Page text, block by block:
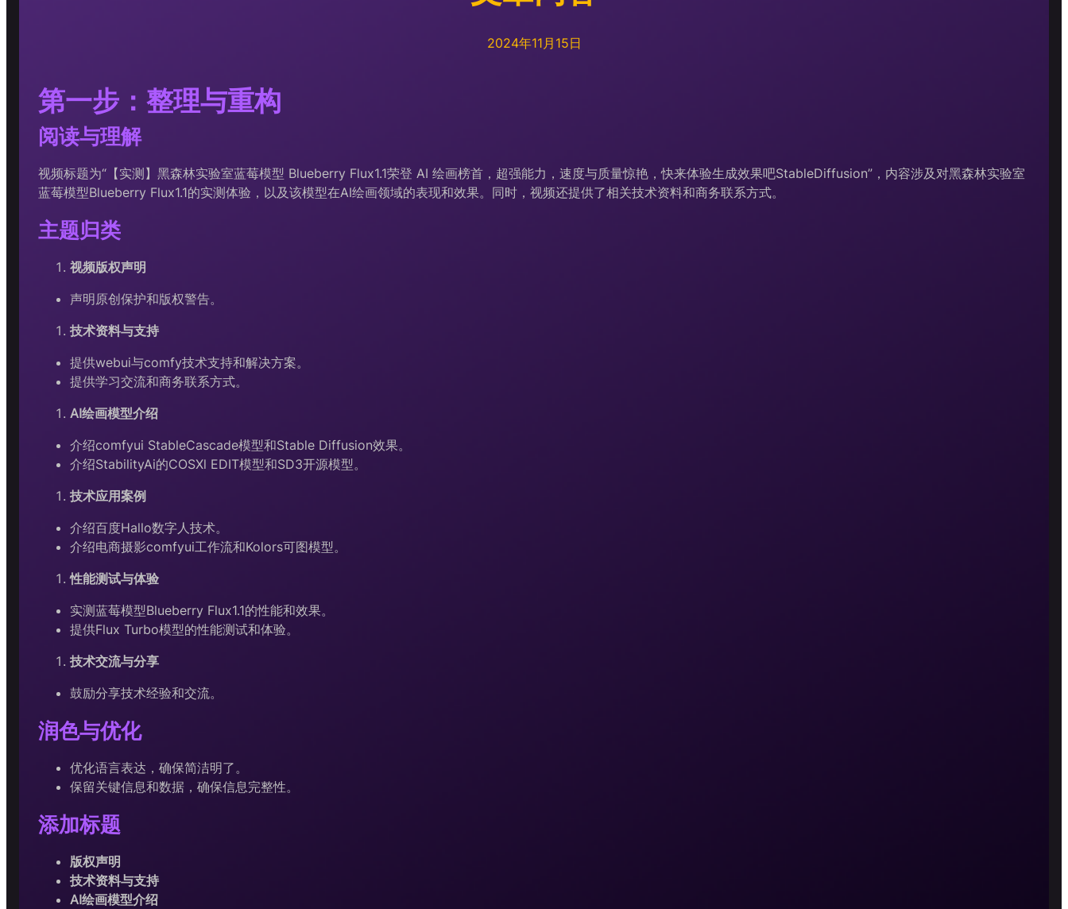
2024年11月15日
第一步：整理与重构
阅读与理解
视频标题为“【实测】黑森林实验室蓝莓模型 Blueberry Flux1.1荣登 AI 绘画榜首，超强能力，速度与质量惊艳，快来体验生成效果吧StableDiffusion”，内容涉及对黑森林实验室
蓝莓模型Blueberry Flux1.1的实测体验，以及该模型在AI绘画领域的表现和效果。同时，视频还提供了相关技术资料和商务联系方式。
主题归类
视频版权声明
声明原创保护和版权警告。
技术资料与支持
提供webui与comfy技术支持和解决方案。
提供学习交流和商务联系方式。
AI绘画模型介绍
介绍comfyui StableCascade模型和Stable Diffusion效果。
介绍StabilityAi的COSXl EDIT模型和SD3开源模型。
技术应用案例
介绍百度Hallo数字人技术。
介绍电商摄影comfyui工作流和Kolors可图模型。
性能测试与体验
实测蓝莓模型Blueberry Flux1.1的性能和效果。
提供Flux Turbo模型的性能测试和体验。
技术交流与分享
鼓励分享技术经验和交流。
润色与优化
优化语言表达，确保简洁明了。
保留关键信息和数据，确保信息完整性。
添加标题
版权声明
技术资料与支持
AI绘画模型介绍